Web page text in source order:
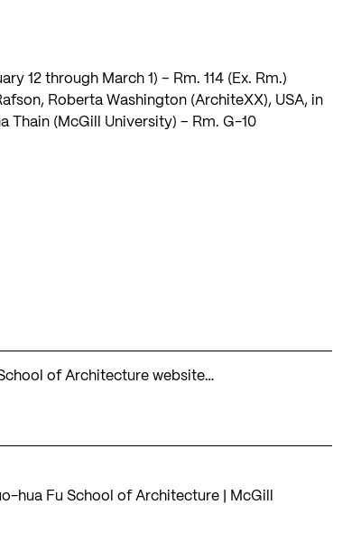
12 through March 1) – Rm. 114 (Ex. Rm.)
Roberta Washington (ArchiteXX), USA, in
Thain (McGill University) – Rm. G-10
of Architecture website…
hua Fu School of Architecture | McGill